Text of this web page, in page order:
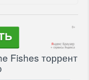
Fishes торрент